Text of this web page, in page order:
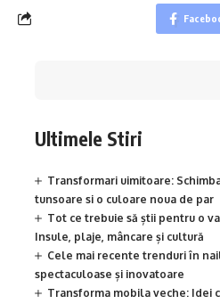
Ultimele Stiri
Transformari uimitoare:
tunsoare si o culoare noua de par
Tot ce trebuie să știi pentru o
Insule, plaje, mâncare și cultură
Cele mai recente trenduri în
spectaculoase și inovatoare
Transforma mobila veche: Idei